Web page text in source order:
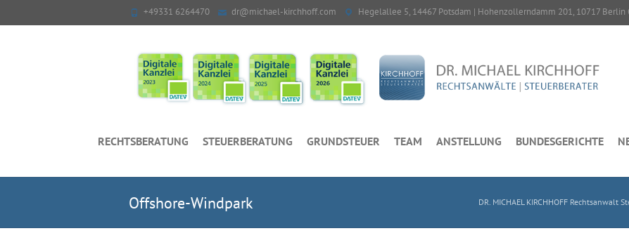
+49331 6264470 dr@michael-kirchhoff.com Hegelallee 5, 14467 Potsdam | Hohenzollerndamm 201, 10717
RECHTSBERATUNG STEUERBERATUNG GRUNDSTEUER TEAM ANSTELLUNG BUNDESGERICHTE
DR. MICHAEL KIRCHHOFF Rechtsanwalt
Offshore-Windpark